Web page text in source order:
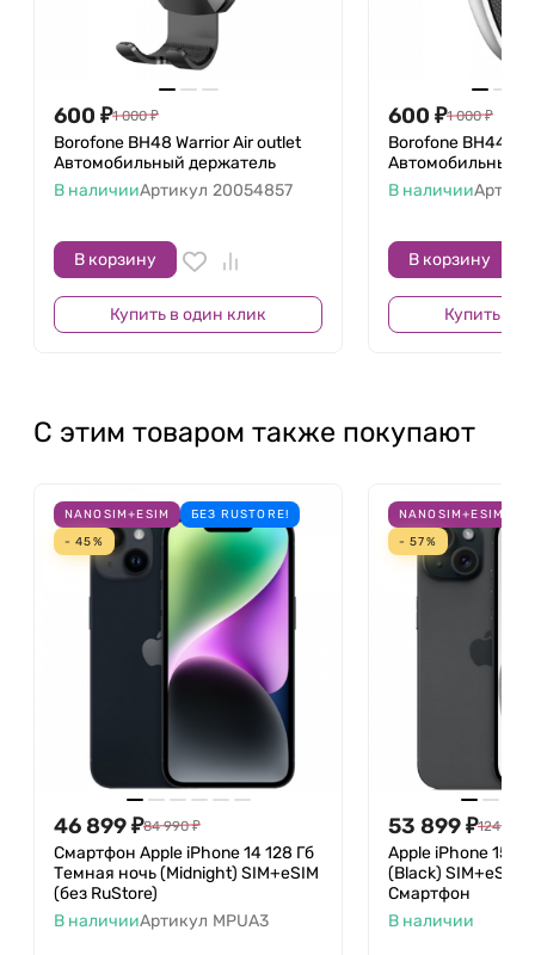
600 ₽1 000 ₽
Borofone BH48 Warrior Air outlet
Автомобильный держатель
В наличииАртикул 20054857
В корзину
Купить в один клик
600 ₽1 000 ₽
Borofone BH44
Автомобильный
В наличии
В корзину
Купить в
С этим товаром также покупают
NANOSIM+ESIM
БЕЗ RUSTORE!
- 45%
46 899₽84 990 ₽
Смартфон Apple iPhone 14 128 Гб
Темная ночь (Midnight) SIM+eSIM
(без RuStore)
В наличииАртикул MPUA3
NANOSIM+ESIM
- 57%
53 899₽124 990
Apple iPhone 15
(Black) SIM+eSIM
Смартфон
В наличии